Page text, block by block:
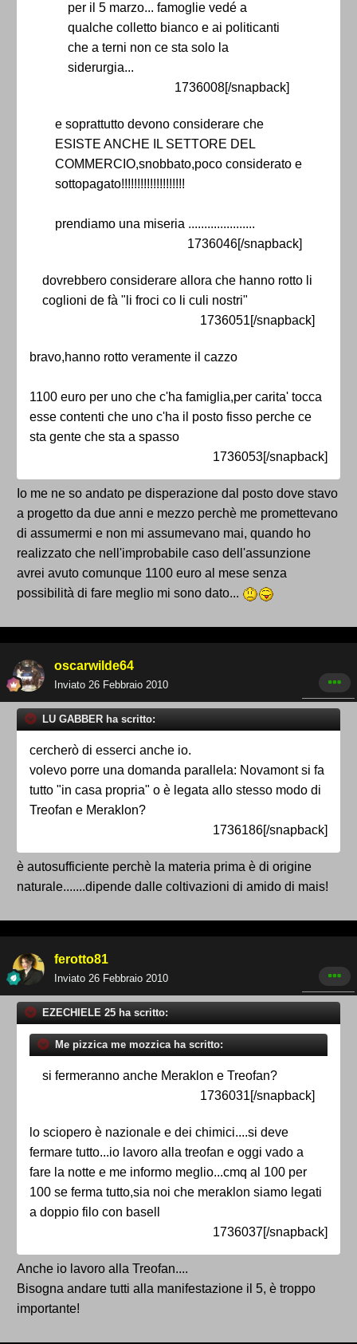
per il 5 marzo... famoglie vedé a
qualche colletto bianco e ai politicanti
che a terni non ce sta solo la
siderurgia...
1736008[/snapback]
e soprattutto devono considerare che
ESISTE ANCHE IL SETTORE DEL
COMMERCIO,snobbato,poco considerato e
sottopagato!!!!!!!!!!!!!!!!!!!!
prendiamo una miseria .....................
1736046[/snapback]
dovrebbero considerare allora che hanno rotto li
coglioni de fà "li froci co li culi nostri"
1736051[/snapback]
bravo,hanno rotto veramente il cazzo
1100 euro per uno che c'ha famiglia,per carita' tocca
esse contenti che uno c'ha il posto fisso perche ce
sta gente che sta a spasso
1736053[/snapback]
Io me ne so andato pe disperazione dal posto dove stavo
a progetto da due anni e mezzo perchè me promettevano
di assumermi e non mi assumevano mai, quando ho
realizzato che nell'improbabile caso dell'assunzione
avrei avuto comunque 1100 euro al mese senza
possibilità di fare meglio mi sono dato...
oscarwilde64
Inviato 26 Febbraio 2010
LU GABBER ha scritto:
cercherò di esserci anche io.
volevo porre una domanda parallela: Novamont si fa
tutto "in casa propria" o è legata allo stesso modo di
Treofan e Meraklon?
1736186[/snapback]
è autosufficiente perchè la materia prima è di origine
naturale.......dipende dalle coltivazioni di amido di mais!
ferotto81
Inviato 26 Febbraio 2010
EZECHIELE 25 ha scritto:
Me pizzica me mozzica ha scritto:
si fermeranno anche Meraklon e Treofan?
1736031[/snapback]
lo sciopero è nazionale e dei chimici....si deve
fermare tutto...io lavoro alla treofan e oggi vado a
fare la notte e me informo meglio...cmq al 100 per
100 se ferma tutto,sia noi che meraklon siamo legati
a doppio filo con basell
1736037[/snapback]
Anche io lavoro alla Treofan....
Bisogna andare tutti alla manifestazione il 5, è troppo
importante!